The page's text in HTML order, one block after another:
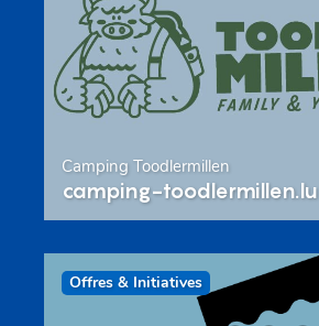
Camping Toodlermillen
camping-toodlermillen.lu
Offres & Initiatives